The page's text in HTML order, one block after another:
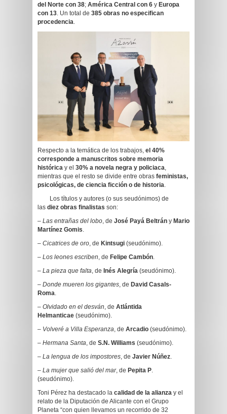
del Norte con 38; América Central con 6 y Europa
con 13. Un total de 385 obras no especifican
procedencia.
Respecto a la temática de los trabajos, el 40%
corresponde a manuscritos sobre memoria
histórica y el 30% a novela negra y policiaca,
mientras que el resto se divide entre obras feministas,
psicológicas, de ciencia ficción o de historia.
Los títulos y autores (o sus seudónimos) de
las diez obras finalistas son:
– Las entrañas del lobo, de José Payá Beltrán y Mario
Martínez Gomis.
– Cicatrices de oro, de Kintsugi (seudónimo).
– Los leones escriben, de Felipe Cambón.
– La pieza que falta, de Inés Alegría (seudónimo).
– Donde mueren los gigantes, de David Casals-
Roma.
– Olvidado en el desván, de Atlántida
Helmanticae (seudónimo).
– Volveré a Villa Esperanza, de Arcadio (seudónimo).
– Hermana Santa, de S.N. Williams (seudónimo).
– La lengua de los impostores, de Javier Núñez.
– La mujer que salió del mar, de Pepita P.
(seudónimo).
Toni Pérez ha destacado la calidad de la alianza y el
relato de la Diputación de Alicante con el Grupo
Planeta “con quien llevamos un recorrido de 32